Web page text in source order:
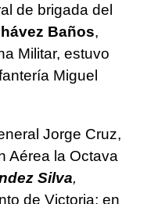
de brigada del
Baños,
Militar, estuvo
Miguel
Jorge Cruz,
Aérea la Octava
Silva,
de Victoria; en